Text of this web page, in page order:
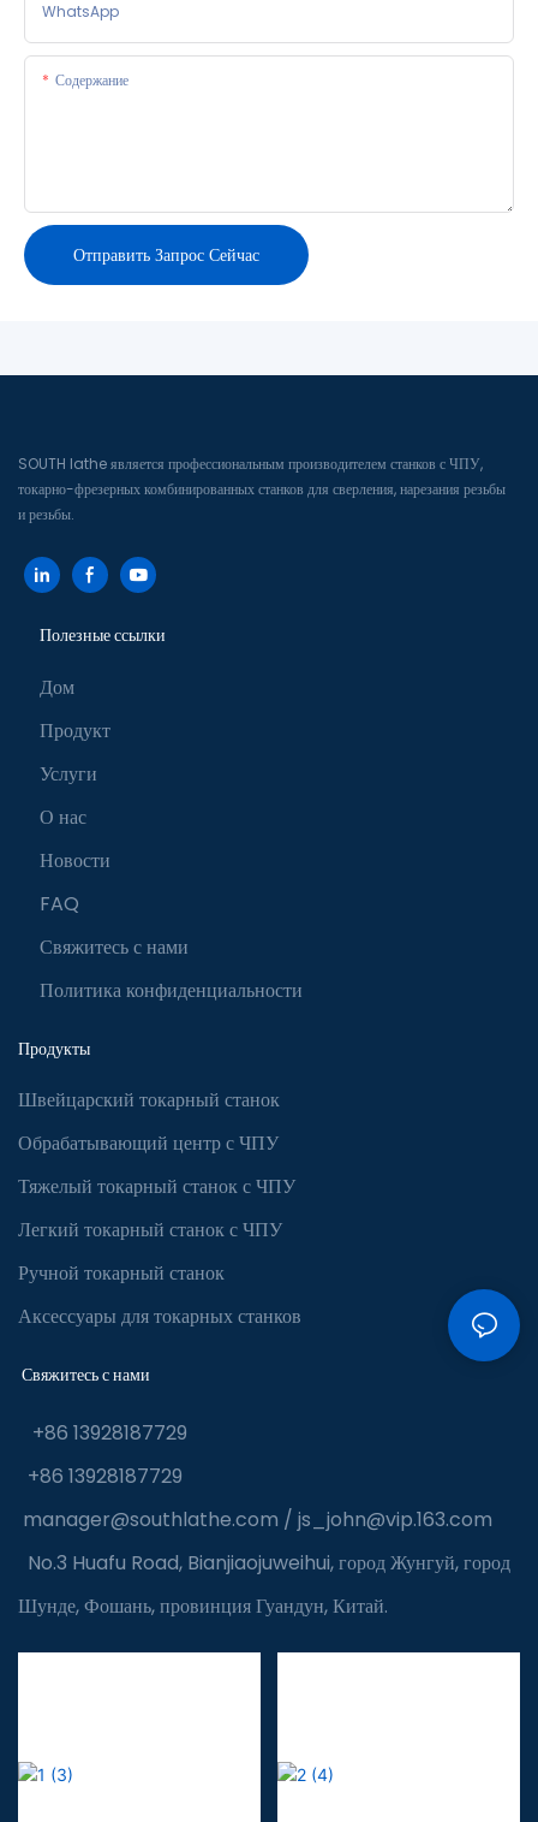
WhatsApp
Содержание
Отправить Запрос Сейчас
SOUTH lathe является профессиональным производителем станков с ЧПУ,
токарно-фрезерных комбинированных станков для сверления, нарезания резьбы
и резьбы.
Полезные ссылки
Дом
Продукт
Услуги
О нас
Новости
FAQ
Свяжитесь с нами
Политика конфиденциальности
Продукты
Швейцарский токарный станок
Обрабатывающий центр с ЧПУ
Тяжелый токарный станок с ЧПУ
Легкий токарный станок с ЧПУ
Ручной токарный станок
Аксессуары для токарных станков
Свяжитесь с нами
+86 13928187729
+86 13928187729
manager@southlathe.com / js_john@vip.163.com
No.3 Huafu Road, Bianjiaojuweihui, город Жунгуй, город
Шунде, Фошань, провинция Гуандун, Китай.